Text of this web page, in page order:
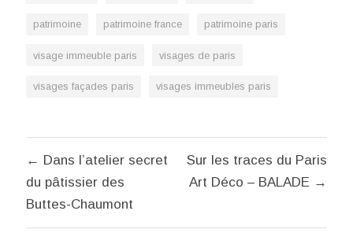
patrimoine patrimoine france patrimoine paris
visage immeuble paris visages de paris
visages façades paris visages immeubles paris
Navigation
de
l’article
← Dans l’atelier secret
du pâtissier des
Buttes-Chaumont
Sur les traces du Paris
Art Déco – BALADE →